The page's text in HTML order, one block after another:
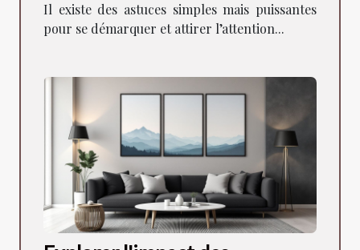
Il existe des astuces simples mais puissantes
pour se démarquer et attirer l’attention...